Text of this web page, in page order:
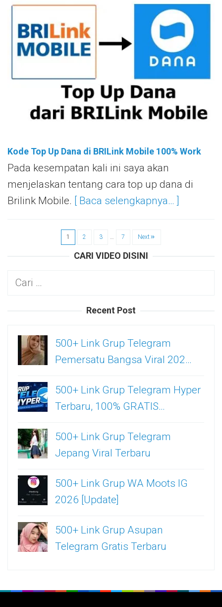
Kode Top Up Dana di BRILink Mobile 100% Work
Pada kesempatan kali ini saya akan
menjelaskan tentang cara top up dana di
Brilink Mobile. [ Baca selengkapnya… ]
1 2 3 … 7 Next
CARI VIDEO DISINI
Cari
Recent Post
500+ Link Grup Telegram
Pemersatu Bangsa Viral 202…
500+ Link Grup Telegram Hyper
Terbaru, 100% GRATIS…
500+ Link Grup Telegram
Jepang Viral Terbaru
500+ Link Grup WA Moots IG
2026 [Update]
500+ Link Grup Asupan
Telegram Gratis Terbaru